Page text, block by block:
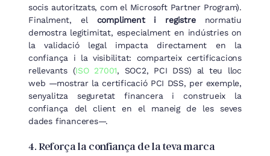
socis autoritzats, com el Microsoft Partner Program).
Finalment, el compliment i registrenormatiu
demostra legitimitat, especialment en indústries on
la validació legal impacta directament en la
confiança i la visibilitat: comparteix certificacions
rellevants (ISO 27001, SOC2, PCI DSS) al teu lloc
web —mostrar la certificació PCI DSS, per exemple,
senyalitza seguretat financera i construeix la
confiança del client en el maneig de les seves
dades financeres—.
4. Reforça la confiança de la teva marca